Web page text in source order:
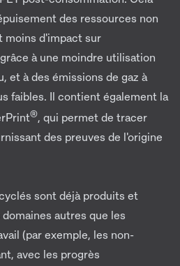
des ressources non
moins d'impact sur
à une moindre utilisation
et à des émissions de gaz à
faibles. Il contient également la
®, qui permet de tracer
des preuves de l'origine
sont déjà produits et
autres que les
(par exemple, les non-
avec les progrès